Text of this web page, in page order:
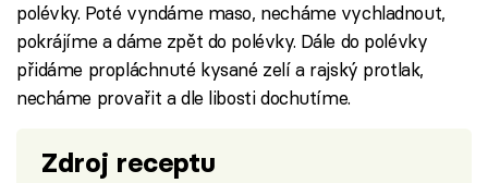
polévky. Poté vyndáme maso, necháme vychladnout,
pokrájíme a dáme zpět do polévky. Dále do polévky
přidáme propláchnuté kysané zelí a rajský protlak,
necháme provařit a dle libosti dochutíme.
Zdroj receptu